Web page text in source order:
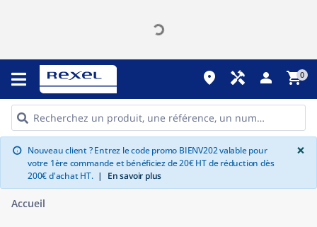
place handyman person shopping_cart0
info Nouveau client ? Entrez le code promo BIENV202 valable pour
votre 1ère commande et bénéficiez de 20€ HT de réduction dès
200€ d'achat HT. | En savoir plus
×
Accueil